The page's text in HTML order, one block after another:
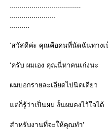
‘สวัสดีค่ะ คุณคือคนที่นัดฉันทางเ
‘ครับ ผมเอง คุณนี่หาคนเก่งนะ
ผมบอกรายละเอียดไปนิดเดียว
ต่ก็รู้ว่าเป็นผม งั้นผมคงไว้ใจได้
สำหรับงานที่จะให้คุณทำ’